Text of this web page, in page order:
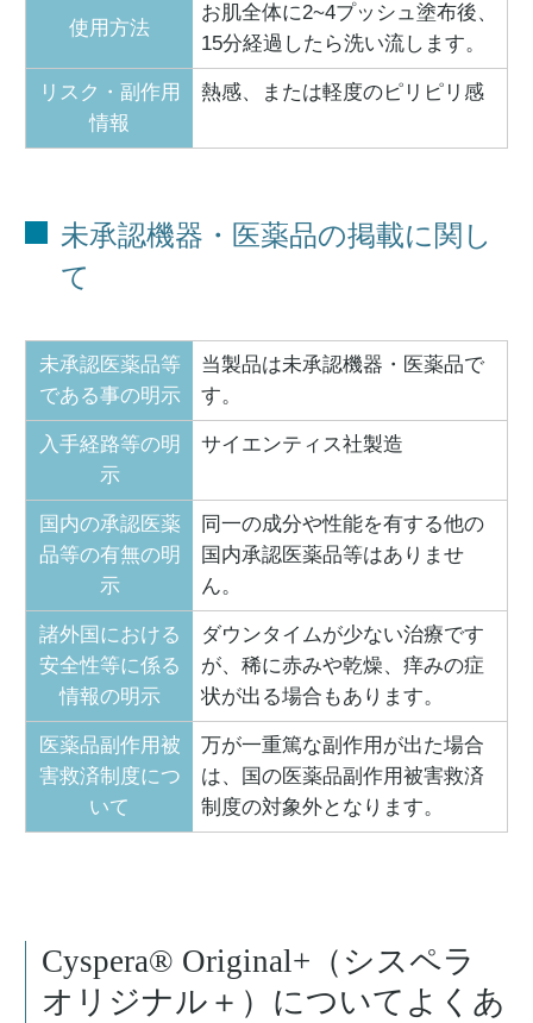
使用方法
お肌全体に2~4プッシュ塗布後、
15分経過したら洗い流します。
リスク・副作用
情報
熱感、または軽度のピリピリ感
未承認機器・医薬品の掲載に関し
て
未承認医薬品等
である事の明示
当製品は未承認機器・医薬品で
す。
入手経路等の明
示
サイエンティス社製造
国内の承認医薬
品等の有無の明
示
同一の成分や性能を有する他の
国内承認医薬品等はありませ
ん。
諸外国における
安全性等に係る
情報の明示
ダウンタイムが少ない治療です
が、稀に赤みや乾燥、痒みの症
状が出る場合もあります。
医薬品副作用被
害救済制度につ
いて
万が一重篤な副作用が出た場合
は、国の医薬品副作用被害救済
制度の対象外となります。
Cyspera® Original+（シスペラ
オリジナル＋）についてよくあ